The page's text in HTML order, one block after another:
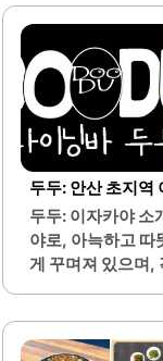
두두: 안산 초지역
두두: 이자카야 소
야로, 아늑하고 따
게 꾸며져 있으며,
있는 환경을 제공